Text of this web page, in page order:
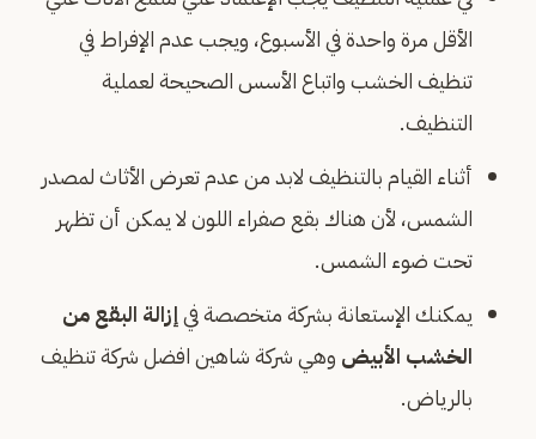
الأقل مرة واحدة في الأسبوع، ويجب عدم الإفراط في
تنظيف الخشب واتباع الأسس الصحيحة لعملية
التنظيف.
أثناء القيام بالتنظيف لابد من عدم تعرض الأثاث لمصدر
الشمس، لأن هناك بقع صفراء اللون لا يمكن أن تظهر
تحت ضوء الشمس.
يمكنك الإستعانة بشركة متخصصة فيإزالة البقع من
الخشب الأبيض وهي شركة شاهين افضل شركة تنظيف
بالرياض.